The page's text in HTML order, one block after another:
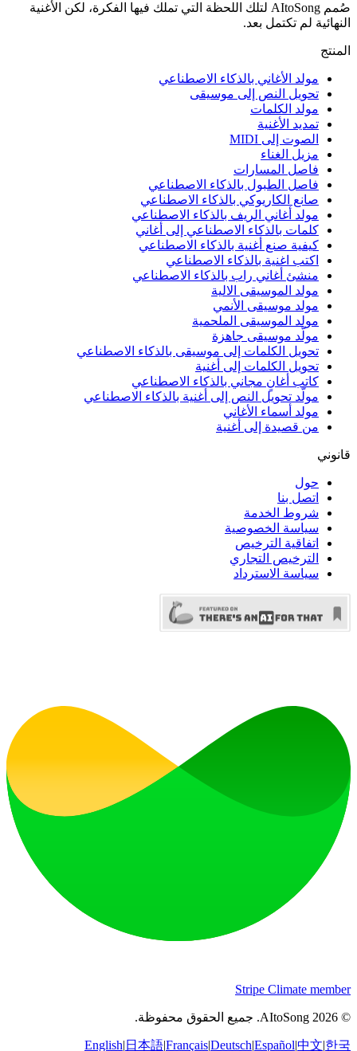
صُمم AItoSong لتلك اللحظة التي تملك فيها الفكرة، لكن الأغنية
النهائية لم تكتمل بعد.
المنتج
مولد الأغاني بالذكاء الاصطناعي
تحويل النص إلى موسيقى
مولد الكلمات
تمديد الأغنية
الصوت إلى MIDI
مزيل الغناء
فاصل المسارات
فاصل الطبول بالذكاء الاصطناعي
صانع الكاريوكي بالذكاء الاصطناعي
مولد أغاني الريف بالذكاء الاصطناعي
كلمات بالذكاء الاصطناعي إلى أغاني
كيفية صنع أغنية بالذكاء الاصطناعي
اكتب اغنية بالذكاء الاصطناعي
منشئ أغاني راب بالذكاء الاصطناعي
مولد الموسيقى الالية
مولد موسيقى الأنمي
مولد الموسيقى الملحمية
مولّد موسيقى جاهزة
تحويل الكلمات إلى موسيقى بالذكاء الاصطناعي
تحويل الكلمات إلى أغنية
كاتب أغانٍ مجاني بالذكاء الاصطناعي
مولّد تحويل النص إلى أغنية بالذكاء الاصطناعي
مولد أسماء الأغاني
من قصيدة إلى أغنية
قانوني
حول
اتصل بنا
شروط الخدمة
سياسة الخصوصية
اتفاقية الترخيص
الترخيص التجاري
سياسة الاسترداد
Stripe Climate member
©
2026
AItoSong
. جميع الحقوق محفوظة.
English| 日本語|Français|Deutsch|Español|中文|한국